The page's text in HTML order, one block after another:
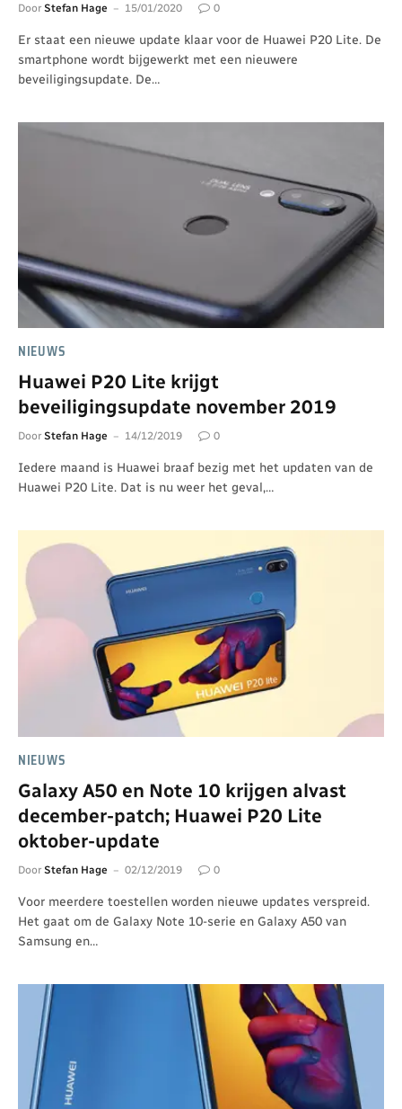
Door Stefan Hage 15/01/2020 0
Er staat een nieuwe update klaar voor de Huawei P20 Lite. De
smartphone wordt bijgewerkt met een nieuwere
beveiligingsupdate. De…
NIEUWS
Huawei P20 Lite krijgt
beveiligingsupdate november 2019
Door Stefan Hage 14/12/2019 0
Iedere maand is Huawei braaf bezig met het updaten van de
Huawei P20 Lite. Dat is nu weer het geval,…
NIEUWS
Galaxy A50 en Note 10 krijgen alvast
december-patch; Huawei P20 Lite
oktober-update
Door Stefan Hage 02/12/2019 0
Voor meerdere toestellen worden nieuwe updates verspreid.
Het gaat om de Galaxy Note 10-serie en Galaxy A50 van
Samsung en…